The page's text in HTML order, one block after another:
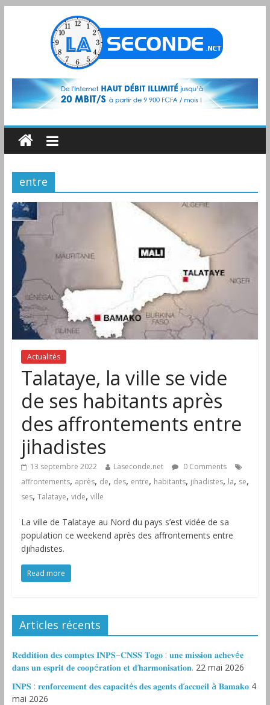
entre
Actualités
Talataye, la ville se vide
de ses habitants après
des affrontements entre
jihadistes
13 septembre 2022 Laseconde.net
0 Comments
affrontements, après, de, des, entre, habitants, jihadistes, la, se,
ses, Talataye, vide, ville
La ville de Talataye au Nord du pays s’est vidée de sa
population ce weekend après des affrontements entre
djihadistes.
Read more
Articles récents
𝐑𝐞𝐝𝐝𝐢𝐭𝐢𝐨𝐧 𝐝𝐞𝐬 𝐜𝐨𝐦𝐩𝐭𝐞𝐬 𝐈𝐍𝐏𝐒–𝐂𝐍𝐒𝐒 𝐓𝐨𝐠𝐨 : 𝐮𝐧𝐞 𝐦𝐢𝐬𝐬𝐢𝐨𝐧 𝐚𝐜𝐡𝐞𝐯é𝐞
𝐝𝐚𝐧𝐬 𝐮𝐧 𝐞𝐬𝐩𝐫𝐢𝐭 𝐝𝐞 𝐜𝐨𝐨𝐩é𝐫𝐚𝐭𝐢𝐨𝐧 𝐞𝐭 𝐝’𝐡𝐚𝐫𝐦𝐨𝐧𝐢𝐬𝐚𝐭𝐢𝐨𝐧. 22 mai 2026
𝐈𝐍𝐏𝐒 : 𝐫𝐞𝐧𝐟𝐨𝐫𝐜𝐞𝐦𝐞𝐧𝐭 𝐝𝐞𝐬 𝐜𝐚𝐩𝐚𝐜𝐢𝐭é𝐬 𝐝𝐞𝐬 𝐚𝐠𝐞𝐧𝐭𝐬 𝐝’𝐚𝐜𝐜𝐮𝐞𝐢𝐥 à 𝐁𝐚𝐦𝐚𝐤𝐨 4
mai 2026